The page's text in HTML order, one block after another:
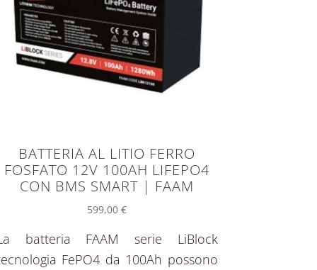
BATTERIA AL LITIO FERRO
FOSFATO 12V 100AH LIFEPO4
CON BMS SMART | FAAM
599,00€
batteria FAAM serie LiBlock
FePO4 da 100Ah possono